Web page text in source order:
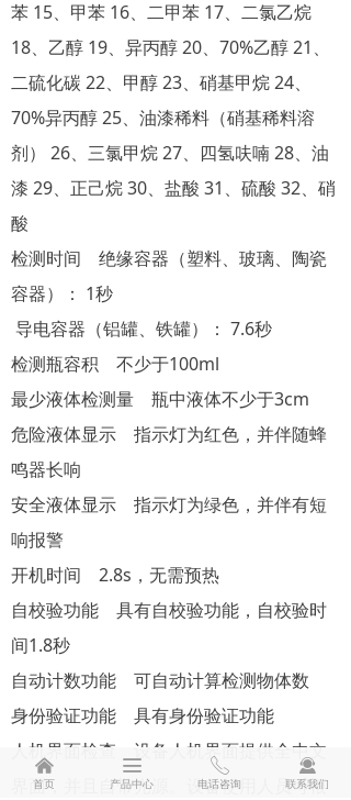
낀
首页
끀
产品中心
ꂅ
电话咨询
끤
联系我们
苯 15、甲苯 16、二甲苯 17、二氯乙烷
18、乙醇 19、异丙醇 20、70%乙醇 21、
二硫化碳 22、甲醇 23、硝基甲烷 24、
70%异丙醇 25、油漆稀料（硝基稀料溶
剂） 26、三氯甲烷 27、四氢呋喃 28、油
漆 29、正己烷 30、盐酸 31、硫酸 32、硝
酸
检测时间 绝缘容器（塑料、玻璃、陶瓷
容器）： 1秒
导电容器（铝罐、铁罐）： 7.6秒
检测瓶容积 不少于100ml
最少液体检测量 瓶中液体不少于3cm
危险液体显示 指示灯为红色，并伴随蜂
鸣器长响
安全液体显示 指示灯为绿色，并伴有短
响报警
开机时间 2.8s，无需预热
自校验功能 具有自校验功能，自校验时
间1.8秒
自动计数功能 可自动计算检测物体数
身份验证功能 具有身份验证功能
人机界面检查 设备人机界面提供全中文
界面，并且自带光源。设备使用人员可根